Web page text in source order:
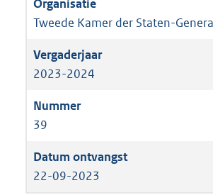
Tweede Kamer der Staten-
2023-2024
39
22-09-2023